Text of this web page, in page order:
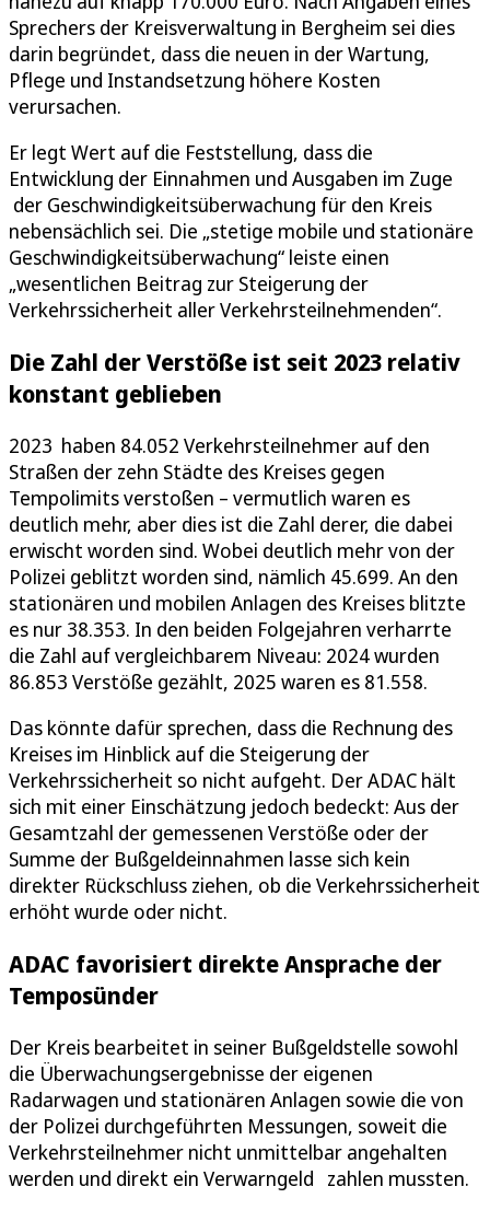
Sprechers der Kreisverwaltung in Bergheim sei dies
darin begründet, dass die neuen in der Wartung,
Pflege und Instandsetzung höhere Kosten
verursachen.
Er legt Wert auf die Feststellung, dass die
Entwicklung der Einnahmen und Ausgaben im Zuge
der Geschwindigkeitsüberwachung für den Kreis
nebensächlich sei. Die „stetige mobile und stationäre
Geschwindigkeitsüberwachung“ leiste einen
„wesentlichen Beitrag zur Steigerung der
Verkehrssicherheit aller Verkehrsteilnehmenden“.
Die Zahl der Verstöße ist seit 2023 relativ
konstant geblieben
2023 haben 84.052 Verkehrsteilnehmer auf den
Straßen der zehn Städte des Kreises gegen
Tempolimits verstoßen – vermutlich waren es
deutlich mehr, aber dies ist die Zahl derer, die dabei
erwischt worden sind. Wobei deutlich mehr von der
Polizei geblitzt worden sind, nämlich 45.699. An den
stationären und mobilen Anlagen des Kreises blitzte
es nur 38.353. In den beiden Folgejahren verharrte
die Zahl auf vergleichbarem Niveau: 2024 wurden
86.853 Verstöße gezählt, 2025 waren es 81.558.
Das könnte dafür sprechen, dass die Rechnung des
Kreises im Hinblick auf die Steigerung der
Verkehrssicherheit so nicht aufgeht. Der ADAC hält
sich mit einer Einschätzung jedoch bedeckt: Aus der
Gesamtzahl der gemessenen Verstöße oder der
Summe der Bußgeldeinnahmen lasse sich kein
direkter Rückschluss ziehen, ob die Verkehrssicherheit
erhöht wurde oder nicht.
ADAC favorisiert direkte Ansprache der
Temposünder
Der Kreis bearbeitet in seiner Bußgeldstelle sowohl
die Überwachungsergebnisse der eigenen
Radarwagen und stationären Anlagen sowie die von
der Polizei durchgeführten Messungen, soweit die
Verkehrsteilnehmer nicht unmittelbar angehalten
werden und direkt ein Verwarngeld zahlen mussten.